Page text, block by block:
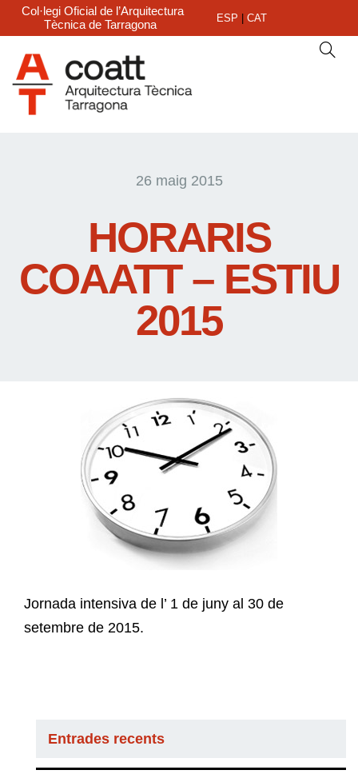
Col·legi Oficial de l’Arquitectura
Tècnica de Tarragona
ESP CAT
26 maig 2015
HORARIS
COAATT – ESTIU
2015
Jornada intensiva de l’ 1 de juny al 30 de
setembre de 2015.
Entrades recents